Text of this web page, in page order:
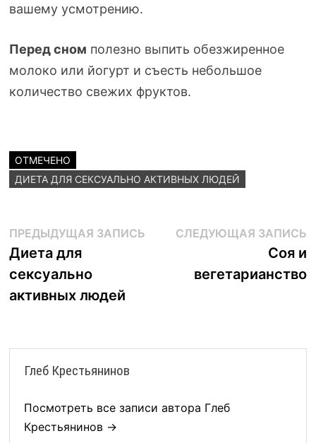
вашему усмотрению.
Перед сном полезно выпить обезжиренное
молоко или йогурт и съесть небольшое
количество свежих фруктов.
ОТМЕЧЕНО
ДИЕТА ДЛЯ СЕКСУАЛЬНО АКТИВНЫХ ЛЮДЕЙ
Навигация
по
записям
ПРЕДЫДУЩАЯ ЗАПИСЬПредыдущая
Диета для
сексуально
активных людей
СЛЕДУЮЩАЯ ЗАПИСЬ
Соя и
вегетарианство
Глеб Крестьянинов
Посмотреть все записи автора Глеб
Крестьянинов →